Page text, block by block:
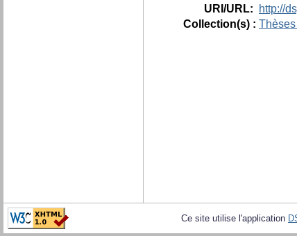
URI/URL:
http://
Collection(s) :
Ce site utilise l'application